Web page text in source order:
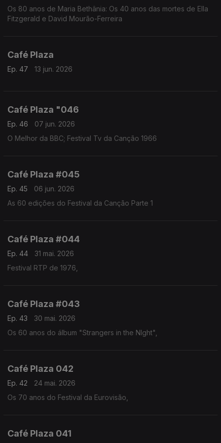
Os 80 anos de Maria Bethânia: Os 40 anos das mortes de Ella
Fitzgerald e David Mourão-Ferreira
Café Plaza
Ep. 47 13 jun. 2026
Café Plaza "046
Ep. 46
07 jun. 2026
O Melhor da BBC; Festival Tv da Canção 1966
Café Plaza #045
Ep. 45
06 jun. 2026
As 60 edições do Festival da Canção Parte 1
Café Plaza #044
Ep. 44
31 mai. 2026
Festival RTP de 1976,
Café Plaza #043
Ep. 43
30 mai. 2026
Os 60 anos do álbum "Strangers in the NIght",
Café Plaza 042
Ep. 42
24 mai. 2026
Os 70 anos do Festival da Eurovisão,
Café Plaza 041